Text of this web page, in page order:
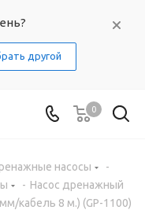
другой
0
насосы
-
- Насос дренажный
кабель 8 м.) (GP-1100)